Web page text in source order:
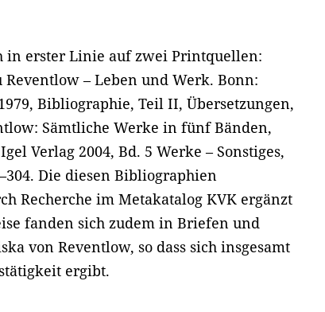
in erster Linie auf zwei Printquellen:
– Leben und Werk. Bonn:
Bibliographie, Teil II, Übersetzungen,
Sämtliche Werke in fünf Bänden,
Verlag 2004, Bd. 5 Werke – Sonstiges,
Die diesen Bibliographien
Recherche im Metakatalog KVK ergänzt
fanden sich zudem in Briefen und
von Reventlow, so dass sich insgesamt
ergibt.